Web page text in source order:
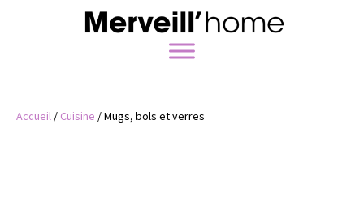
Accueil / Cuisine / Mugs, bols et verres